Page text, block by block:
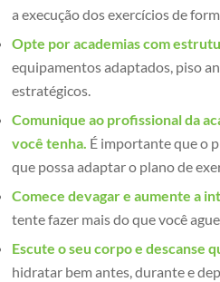
a execução dos exercícios de
Opte por academias com
equipamentos adaptados, piso
estratégicos.
Comunique ao profissional da
você tenha. É importante que o
que possa adaptar o plano de
Comece devagar e aumente a
tente fazer mais do que você
Escute o seu corpo e descanse
hidratar bem antes, durante e